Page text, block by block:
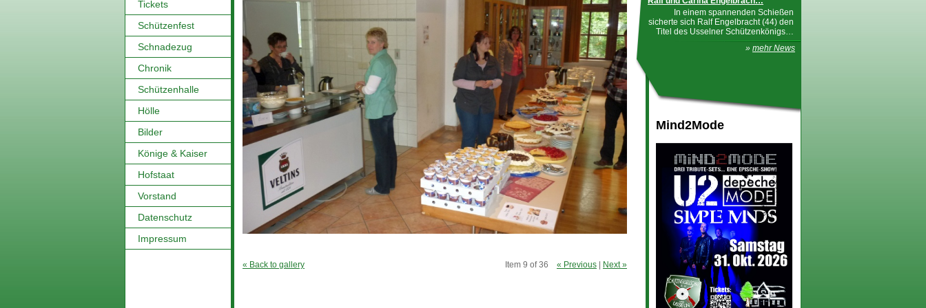
Tickets
Schützenfest
Schnadezug
Chronik
Schützenhalle
Hölle
Bilder
Könige & Kaiser
Hofstaat
Vorstand
Datenschutz
Impressum
« Back to gallery Item 9 of 36 « Previous | Next »
Mind2Mode
In einem spannenden Schießen
sicherte sich Ralf Engelbracht (44) den
Titel des Usselner Schützenkönigs…
» mehr News